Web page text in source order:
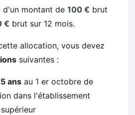
montant de 100 € brut
€ brut sur 12 mois.
allocation, vous devez
suivantes :
ans au 1 er octobre de
dans l'établissement